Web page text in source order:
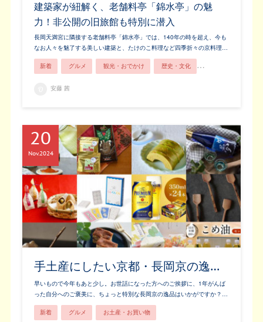
建築家が紐解く、老舗料亭「錦水亭」の魅
力！非公開の旧旅館も特別に潜入
長岡天満宮に隣接する老舗料亭「錦水亭」では、140年の時を超え、今も
なお人々を魅了する美しい建築と、たけのこ料理など四季折々の京料理…
新着 グルメ 観光・おでかけ 歴史・文化
安藤 茜
手土産にしたい京都・長岡京の逸…
早いもので今年もあと少し。お世話になった方へのご挨拶に、1年がんば
った自分へのご褒美に、ちょっと特別な長岡京の逸品はいかがですか？…
20
Nov2024
新着 グルメ お土産・お買い物